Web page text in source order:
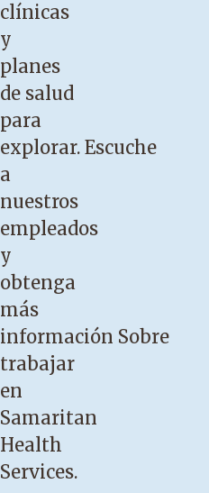
clínicas
y
planes
de salud
para
explorar. Escuche
a
nuestros
empleados
y
obtenga
más
información Sobre
trabajar
en
Samaritan
Health
Services.